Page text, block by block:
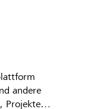
andere
Projekte